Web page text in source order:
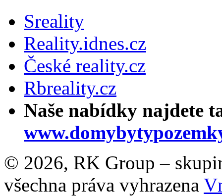
Sreality
Reality.idnes.cz
České reality.cz
Rbreality.cz
Naše nabídky najdete
© 2026, RK Group –
všechna práva vyhrazena